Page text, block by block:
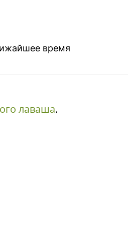
время
лаваша.